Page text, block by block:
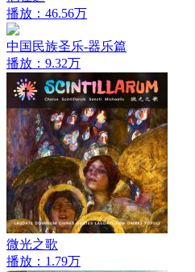
播放：46.56万
中国民族圣乐-器乐篇
播放：9.32万
微光之歌
播放：1.79万